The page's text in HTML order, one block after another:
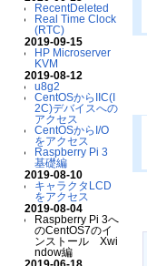
RecentDeleted
Real Time Clock
(RTC)
2019-09-15
HP Microserver
KVM
2019-08-12
u8g2
CentOSからIIC(I
2C)デバイスへの
アクセス
CentOSからI/O
をアクセス
Raspberry Pi 3
基礎編
2019-08-10
キャラクタLCD
をアクセス
2019-08-04
Raspberry Pi 3へ
のCentOS7のイ
ンストール Xwi
ndow編